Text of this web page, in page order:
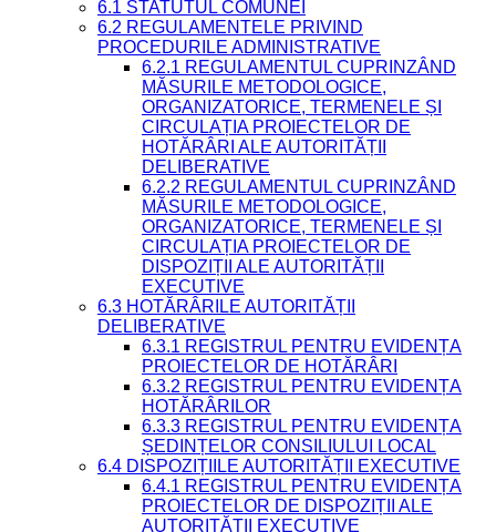
6.1 STATUTUL COMUNEI
6.2 REGULAMENTELE PRIVIND
PROCEDURILE ADMINISTRATIVE
6.2.1 REGULAMENTUL CUPRINZÂND
MĂSURILE METODOLOGICE,
ORGANIZATORICE, TERMENELE ȘI
CIRCULAȚIA PROIECTELOR DE
HOTĂRÂRI ALE AUTORITĂȚII
DELIBERATIVE
6.2.2 REGULAMENTUL CUPRINZÂND
MĂSURILE METODOLOGICE,
ORGANIZATORICE, TERMENELE ȘI
CIRCULAȚIA PROIECTELOR DE
DISPOZIȚII ALE AUTORITĂȚII
EXECUTIVE
6.3 HOTĂRÂRILE AUTORITĂȚII
DELIBERATIVE
6.3.1 REGISTRUL PENTRU EVIDENȚA
PROIECTELOR DE HOTĂRÂRI
6.3.2 REGISTRUL PENTRU EVIDENȚA
HOTĂRÂRILOR
6.3.3 REGISTRUL PENTRU EVIDENȚA
ȘEDINȚELOR CONSILIULUI LOCAL
6.4 DISPOZIȚIILE AUTORITĂȚII EXECUTIVE
6.4.1 REGISTRUL PENTRU EVIDENȚA
PROIECTELOR DE DISPOZIȚII ALE
AUTORITĂȚII EXECUTIVE